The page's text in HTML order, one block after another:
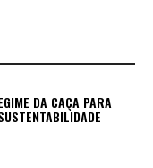
DA CAÇA PARA